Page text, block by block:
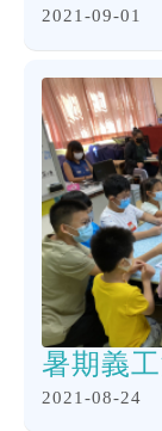
2021-09-01
暑期義
2021-08-24